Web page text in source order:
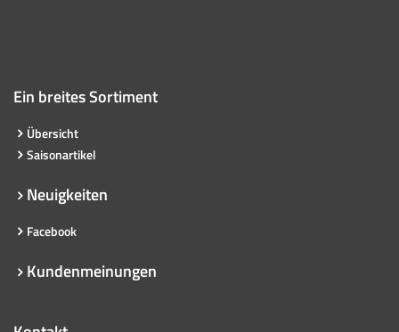
Ein breites Sortiment
Übersicht
Saisonartikel
Neuigkeiten
Facebook
Kundenmeinungen